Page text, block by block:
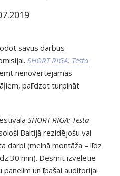
savus darbus
SHORT RIGA: Testa
nenovērtējamas
palīdzot turpināt
SHORT RIGA: Testa
Baltijā rezidējošu vai
darbi (melnā montāža – līdz
30 min). Desmit izvēlētie
un īpašai auditorijai